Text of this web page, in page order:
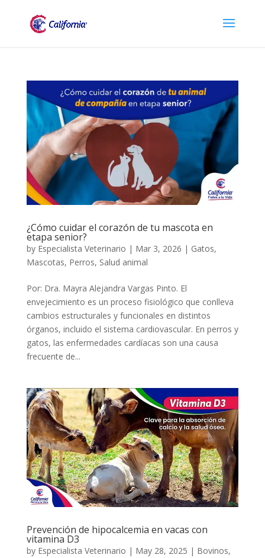
¿Cómo cuidar el corazón de tu mascota en
etapa senior?
by Especialista Veterinario | Mar 3, 2026 | Gatos,
Mascotas, Perros, Salud animal
Por: Dra. Mayra Alejandra Vargas Pinto. El
envejecimiento es un proceso fisiológico que conlleva
cambios estructurales y funcionales en distintos
órganos, incluido el sistema cardiovascular. En perros y
gatos, las enfermedades cardíacas son una causa
frecuente de...
Prevención de hipocalcemia en vacas con
vitamina D3
by Especialista Veterinario | May 28, 2025 | Bovinos,